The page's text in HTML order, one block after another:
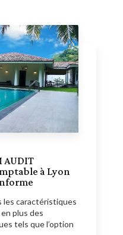
AUDIT
à Lyon
les caractéristiques
plus des
tels que l’option